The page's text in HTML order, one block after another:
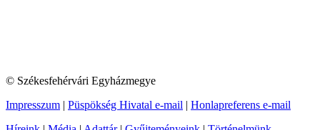
© Székesfehérvári Egyházmegye
Impresszum | Püspökség Hivatal e-mail | Honlapreferens e-mail